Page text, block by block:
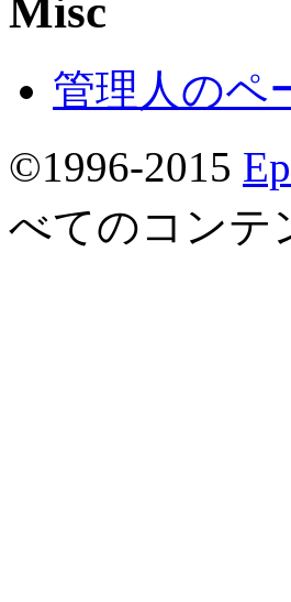
管理人のペ
©1996-2015
べてのコンテ